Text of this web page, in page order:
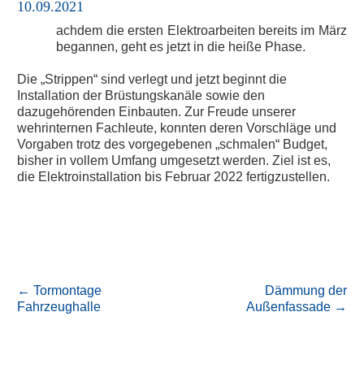
10.09.2021
achdem die ersten Elektroarbeiten bereits im März
begannen, geht es jetzt in die heiße Phase.
Die „Strippen“ sind verlegt und jetzt beginnt die
Installation der Brüstungskanäle sowie den
dazugehörenden Einbauten. Zur Freude unserer
wehrinternen Fachleute, konnten deren Vorschläge und
Vorgaben trotz des vorgegebenen „schmalen“ Budget,
bisher in vollem Umfang umgesetzt werden. Ziel ist es,
die Elektroinstallation bis Februar 2022 fertigzustellen.
← Tormontage
Fahrzeughalle
Dämmung der
Außenfassade →